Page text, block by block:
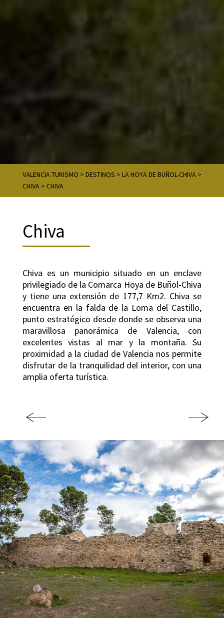
VALENCIA TURISMO > DESTINOS > LA HOYA DE BUÑOL-CHIVA>
CHIVA> CHIVA
Chiva
Chiva es un municipio situado en un enclave
privilegiado de la Comarca Hoya de Buñol-Chiva
y tiene una extensión de 177,7 Km2. Chiva se
encuentra en la falda de la Loma del Castillo,
punto estratégico desde donde se observa una
maravillosa panorámica de Valencia, con
excelentes vistas al mar y la montaña. Su
proximidad a la ciudad de Valencia nos permite
disfrutar de la tranquilidad del interior, con una
amplia oferta turística.